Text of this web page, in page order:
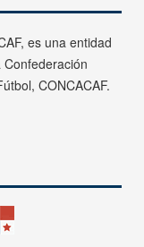
es una entidad
CONCACAF.